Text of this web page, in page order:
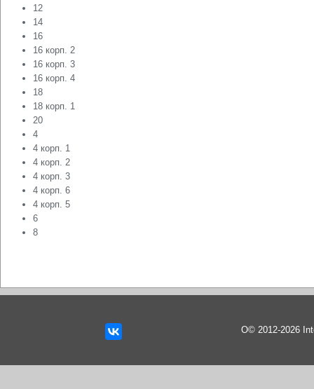
12
14
16
16 корп. 2
16 корп. 3
16 корп. 4
18
18 корп. 1
20
4
4 корп. 1
4 корп. 2
4 корп. 3
4 корп. 6
4 корп. 5
6
8
О© 2012-2026